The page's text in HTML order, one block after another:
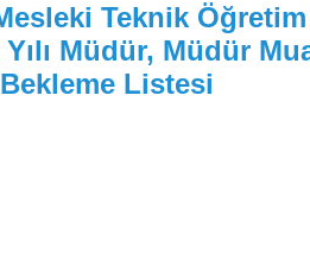
Teknik
Müdür, Müdür
Listesi